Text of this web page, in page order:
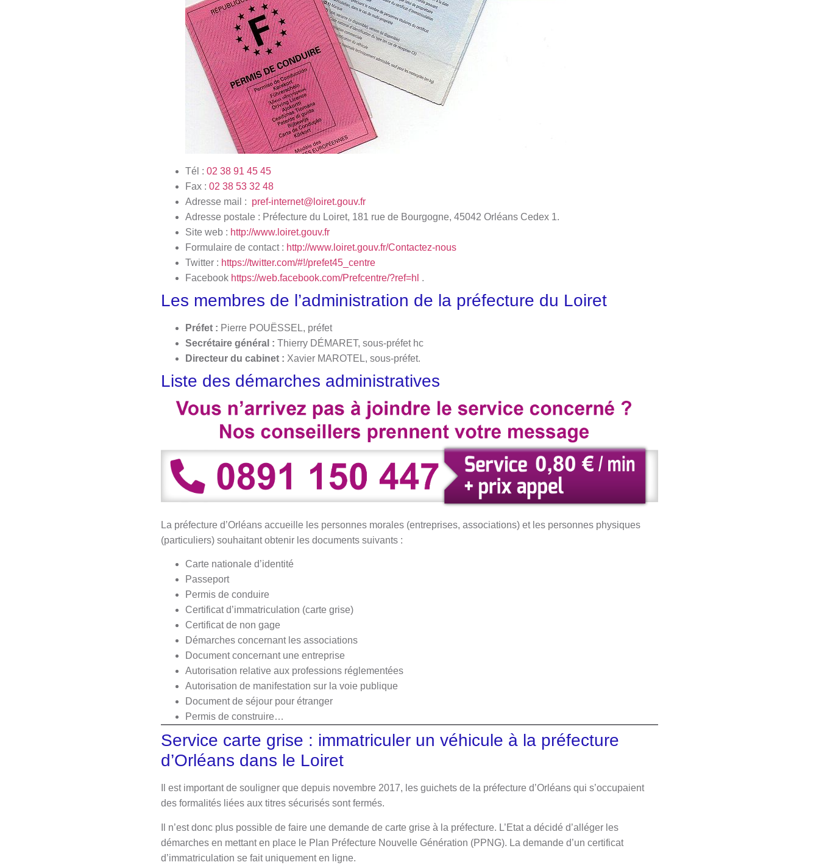
Tél : 02 38 91 45 45
Fax : 02 38 53 32 48
Adresse mail : pref-internet@loiret.gouv.fr
Adresse postale : Préfecture du Loiret, 181 rue de Bourgogne, 45042 Orléans Cedex 1.
Site web : http://www.loiret.gouv.fr
Formulaire de contact : http://www.loiret.gouv.fr/Contactez-nous
Twitter : https://twitter.com/#!/prefet45_centre
Facebook https://web.facebook.com/Prefcentre/?ref=hl .
Les membres de l’administration de la préfecture du Loiret
Préfet : Pierre POUËSSEL, préfet
Secrétaire général : Thierry DÉMARET, sous-préfet hc
Directeur du cabinet : Xavier MAROTEL, sous-préfet.
Liste des démarches administratives
La préfecture d’Orléans accueille les personnes morales (entreprises, associations) et les personnes physiques
(particuliers) souhaitant obtenir les documents suivants :
Carte nationale d’identité
Passeport
Permis de conduire
Certificat d’immatriculation (carte grise)
Certificat de non gage
Démarches concernant les associations
Document concernant une entreprise
Autorisation relative aux professions réglementées
Autorisation de manifestation sur la voie publique
Document de séjour pour étranger
Permis de construire…
Service carte grise : immatriculer un véhicule à la préfecture
d’Orléans dans le Loiret
Il est important de souligner que depuis novembre 2017, les guichets de la préfecture d’Orléans qui s’occupaient
des formalités liées aux titres sécurisés sont fermés.
Il n’est donc plus possible de faire une demande de carte grise à la préfecture. L’Etat a décidé d’alléger les
démarches en mettant en place le Plan Préfecture Nouvelle Génération (PPNG). La demande d’un certificat
d’immatriculation se fait uniquement en ligne.